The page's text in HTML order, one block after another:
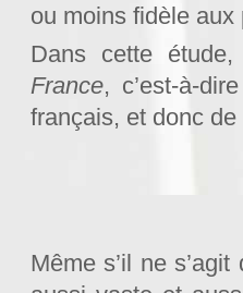
ou moins fidèle aux
Dans cette
France, c’est-à-
français, et donc
Même s’il ne